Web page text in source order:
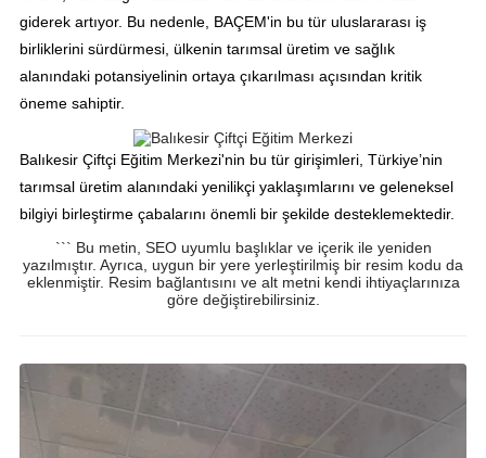
giderek artıyor. Bu nedenle, BAÇEM'in bu tür uluslararası iş
birliklerini sürdürmesi, ülkenin tarımsal üretim ve sağlık
alanındaki potansiyelinin ortaya çıkarılması açısından kritik
öneme sahiptir.
Balıkesir Çiftçi Eğitim Merkezi'nin bu tür girişimleri, Türkiye’nin
tarımsal üretim alanındaki yenilikçi yaklaşımlarını ve geleneksel
bilgiyi birleştirme çabalarını önemli bir şekilde desteklemektedir.
``` Bu metin, SEO uyumlu başlıklar ve içerik ile yeniden
yazılmıştır. Ayrıca, uygun bir yere yerleştirilmiş bir resim kodu da
eklenmiştir. Resim bağlantısını ve alt metni kendi ihtiyaçlarınıza
göre değiştirebilirsiniz.